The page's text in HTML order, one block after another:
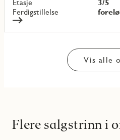
Etasje
3/5
Ferdigstillelse
Vis alle
Flere salgstrinn i